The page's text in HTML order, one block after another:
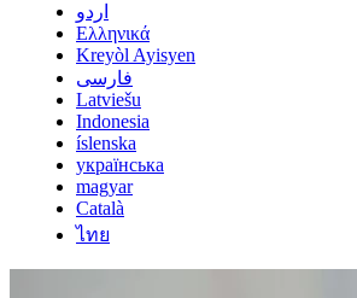
اردو
Ελληνικά
Kreyòl Ayisyen
فارسی
Latviešu
Indonesia
íslenska
українська
magyar
Català
ไทย